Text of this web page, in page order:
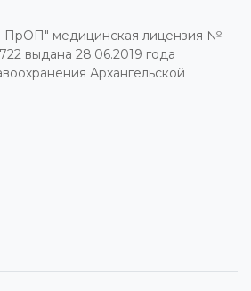
ПрОП" медицинская лицензия №
выдана 28.06.2019 года
Архангельской